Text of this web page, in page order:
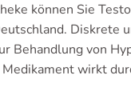
können Sie
Diskrete
Behandlung von
wirkt